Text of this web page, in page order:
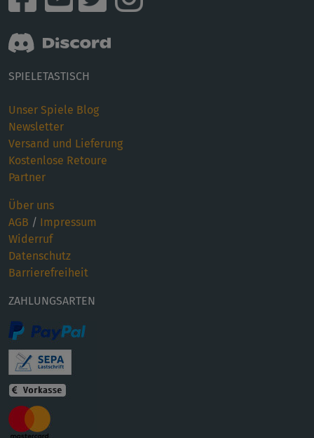
SPIELETASTISCH
Unser Spiele Blog
Newsletter
Versand und Lieferung
Kostenlose Retoure
Partner
Über uns
AGB / Impressum
Widerruf
Datenschutz
Barrierefreiheit
ZAHLUNGSARTEN